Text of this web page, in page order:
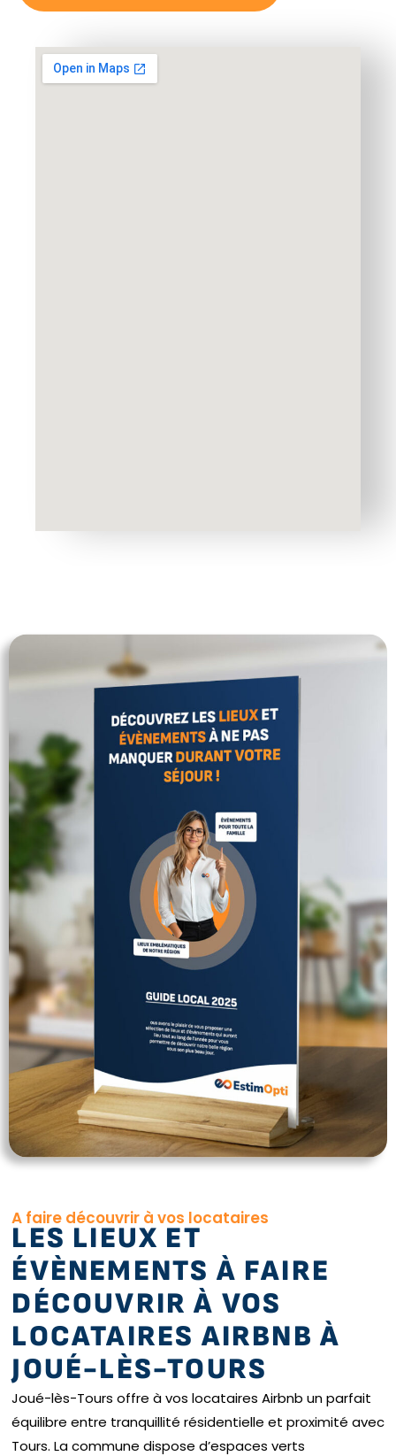
A faire découvrir à vos locataires
LES LIEUX ET
ÉVÈNEMENTS À FAIRE
DÉCOUVRIR À VOS
LOCATAIRES AIRBNB À
JOUÉ-LÈS-TOURS
Joué-lès-Tours offre à vos locataires Airbnb un parfait
équilibre entre tranquillité résidentielle et proximité avec
Tours. La commune dispose d’espaces verts